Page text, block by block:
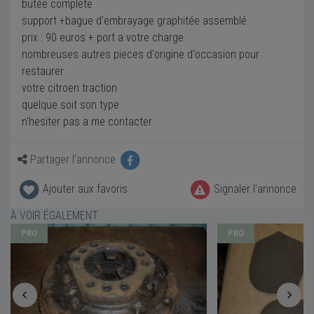
butée complete
support +bague d'embrayage graphitée assemblé
prix : 90 euros + port a votre charge
nombreuses autres pieces d'origine d'occasion pour
restaurer
votre citroen traction
quelque soit son type
n'hesiter pas a me contacter
Partager l'annonce
Ajouter aux favoris
Signaler l'annonce
À VOIR ÉGALEMENT
PRO PRO